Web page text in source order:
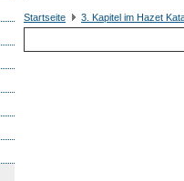
Startseite 3. Kapitel im Hazet